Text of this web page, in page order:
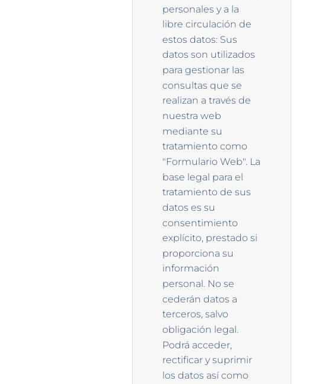
personales y a la
libre circulación de
estos datos: Sus
datos son utilizados
para gestionar las
consultas que se
realizan a través de
nuestra web
mediante su
tratamiento como
"Formulario Web". La
base legal para el
tratamiento de sus
datos es su
consentimiento
explícito, prestado si
proporciona su
información
personal. No se
cederán datos a
terceros, salvo
obligación legal.
Podrá acceder,
rectificar y suprimir
los datos así como